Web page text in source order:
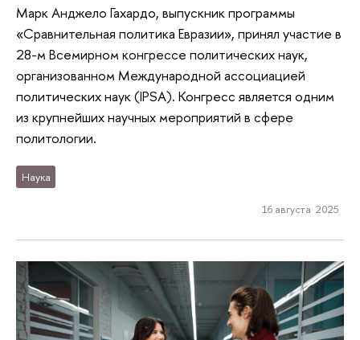
Марк Анджело Гахардо, выпускник программы
«Сравнительная политика Евразии», принял участие в
28-м Всемирном конгрессе политических наук,
организованном Международной ассоциацией
политических наук (IPSA). Конгресс является одним
из крупнейших научных мероприятий в сфере
политологии.
Наука
16 августа 2025